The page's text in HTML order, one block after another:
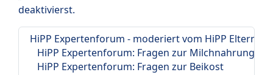
deaktivierst.